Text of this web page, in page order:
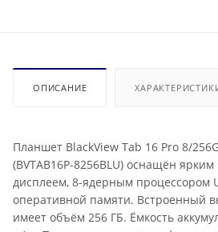
ОПИСАНИЕ
Планшет BlackView Tab 16 Pro 8/
(BVTAB16P-8256BLU) оснащён ярким
дисплеем, 8-ядерным процессором
оперативной памяти. Встроенный
имеет объём 256 ГБ. Ёмкость